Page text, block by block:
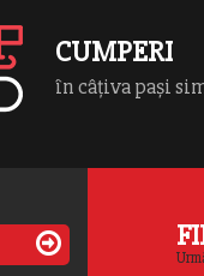
CUMPERI
în câțiva pași